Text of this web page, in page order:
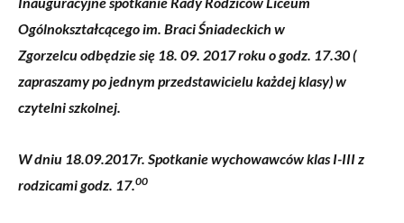
Ogólnokształcącego im. Braci Śniadeckich w
Zgorzelcuodbędzie się 18. 09. 2017 roku o godz. 17.30(
zapraszamy po jednym przedstawicielu każdej klasy)w
czytelni szkolnej.
W dniu 18.09.2017r. Spotkanie wychowawców klas I-IIIz
rodzicamigodz. 17.00